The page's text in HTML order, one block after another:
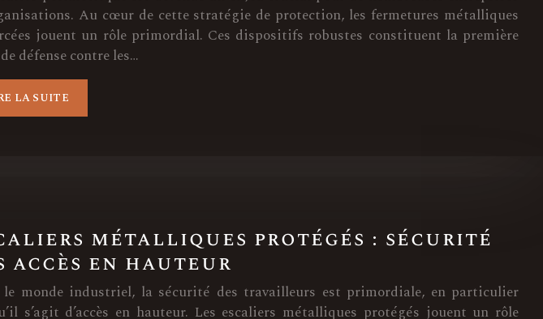
Au cœur de cette stratégie de protection, les fermetures métalliques
jouent un rôle primordial. Ces dispositifs robustes constituent la première
défense contre les…
LA SUITE
métalliques protégés : sécurité
accès en hauteur
le monde industriel, la sécurité des travailleurs est primordiale, en particulier
s’agit d’accès en hauteur. Les escaliers métalliques protégés jouent un rôle